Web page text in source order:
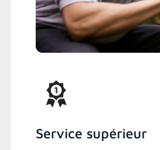
Service supérieur